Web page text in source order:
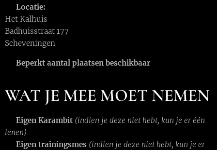
Locatie:
Het Kalhuis
Badhuisstraat 177
Scheveningen
Beperkt aantal plaatsen beschikbaar
WAT JE MEE MOET NEMEN
Eigen Karambit (indien je deze niet hebt, kun je er één
lenen)
Eigen trainingsmes (indien je deze niet hebt, kun je er